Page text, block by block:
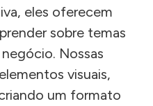
eles oferecem
sobre temas
Nossas
visuais,
um formato